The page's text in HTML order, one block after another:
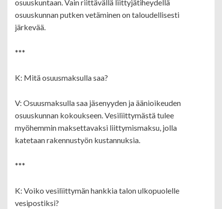
osuuskuntaan. Vain riittävällä liittyjätiheydellä
osuuskunnan putken vetäminen on taloudellisesti
järkevää.
***
K: Mitä osuusmaksulla saa?
V: Osuusmaksulla saa jäsenyyden ja äänioikeuden
osuuskunnan kokoukseen. Vesiliittymästä tulee
myöhemmin maksettavaksi liittymismaksu, jolla
katetaan rakennustyön kustannuksia.
***
K: Voiko vesiliittymän hankkia talon ulkopuolelle
vesipostiksi?